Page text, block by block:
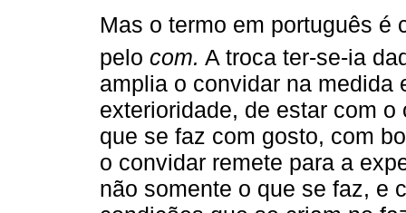
Mas o termo em português
pelo com. A troca ter-se-ia
amplia o convidar na medida
exterioridade, de estar com
que se faz com gosto, com
o convidar remete para a
não somente o que se faz, e